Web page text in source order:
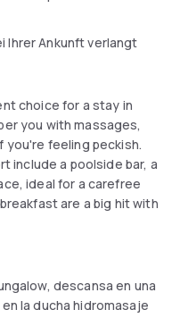
Ihrer Ankunft verlangt
choice for a stay in
you with massages,
you're feeling peckish.
include a poolside bar, a
ideal for a carefree
are a big hit with
descansa en una
la ducha hidromasaje